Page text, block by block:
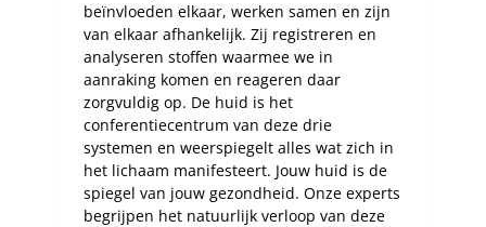
beïnvloeden elkaar, werken samen en zijn
van elkaar afhankelijk. Zij registreren en
analyseren stoffen waarmee we in
aanraking komen en reageren daar
zorgvuldig op. De huid is het
conferentiecentrum van deze drie
systemen en weerspiegelt alles wat zich in
het lichaam manifesteert. Jouw huid is de
spiegel van jouw gezondheid. Onze experts
begrijpen het natuurlijk verloop van deze